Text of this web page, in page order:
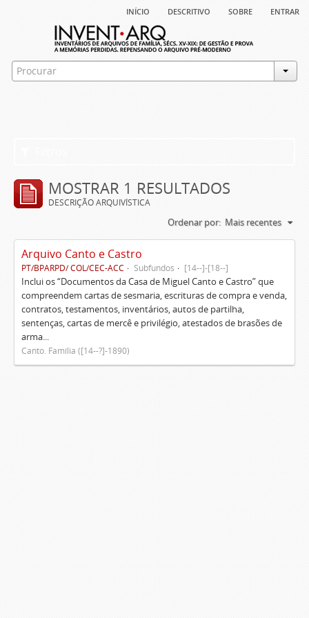
início descritivo sobre entrar
MOSTRAR 1 RESULTADOS
DESCRIÇÃO ARQUIVÍSTICA
Ordenar por: Mais recentes
Arquivo Canto e Castro
PT/BPARPD/ COL/CEC-ACC Subfundos [14--]-[18--]
Inclui os “Documentos da Casa de Miguel Canto e Castro” que
compreendem cartas de sesmaria, escrituras de compra e venda,
contratos, testamentos, inventários, autos de partilha,
sentenças, cartas de mercê e privilégio, atestados de brasões de
arma...
Canto. Família ([14--?]-1890)